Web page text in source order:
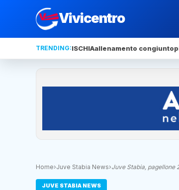
Vivicentro
TRENDING:ISCHIAallenamento congiunto
Home›Juve Stabia News›Juve Stabia, pagellone
JUVE STABIA NEWS